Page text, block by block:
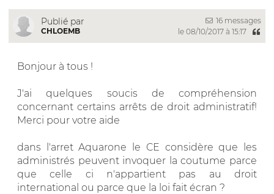
Publié par
CHLOEMB
16 messages
le 08/10/2017 à 15:17
Bonjour à tous !
J'ai quelques soucis de compréhension
concernant certains arrêts de droit administratif!
Merci pour votre aide
dans l'arret Aquarone le CE considère que les
administrés peuvent invoquer la coutume parce
que celle ci n'appartient pas au droit
international ou parce que la loi fait écran ?